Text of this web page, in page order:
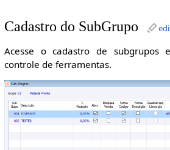
Cadastro do SubGrupo
Acesse o cadastro de subgrupos
controle de ferramentas.